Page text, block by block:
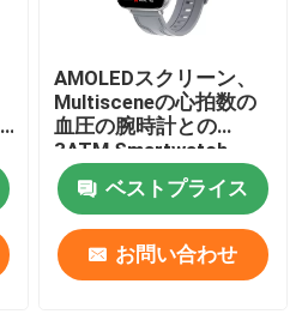
AMOLEDスクリーン、
Multisceneの心拍数の
血圧の腕時計との
3ATM Smartwatch
ベストプライス
お問い合わせ